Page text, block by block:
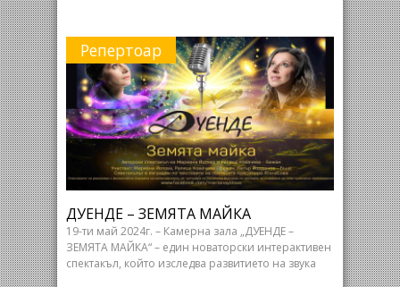
Репертоар
ДУЕНДЕ – ЗЕМЯТА МАЙКА
19-ти май 2024г. – Камерна зала „ДУЕНДЕ –
ЗЕМЯТА МАЙКА“ – един новаторски интерактивен
спектакъл, който изследва развитието на звука